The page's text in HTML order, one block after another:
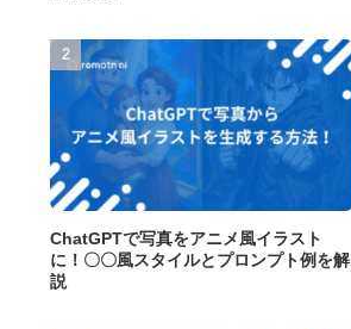
ChatGPTで写真をアニメ風イラスト
に！〇〇風スタイルとプロンプト例を解
説